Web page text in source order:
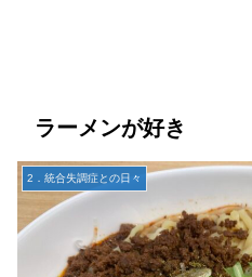
ラーメンが好き
2．統合失調症との日々